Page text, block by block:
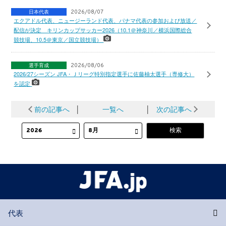
日本代表 2026/08/07
エクアドル代表、ニュージーランド代表、パナマ代表の参加および放送／
配信が決定 キリンカップサッカー2026（10.1＠神奈川／横浜国際総合
競技場、10.5＠東京／国立競技場）
選手育成 2026/08/06
2026/27シーズン JFA・Ｊリーグ特別指定選手に佐藤柚太選手（専修大）
を認定
前の記事へ │ 一覧へ │ 次の記事へ
代表